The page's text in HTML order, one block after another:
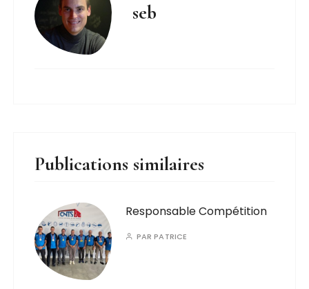
seb
Publications similaires
Responsable Compétition
PARPATRICE